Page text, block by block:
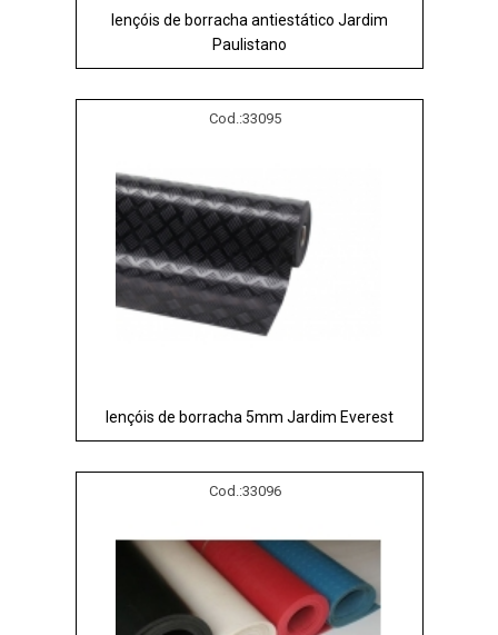
lençóis de borracha antiestático Jardim
Paulistano
Cod.:33095
lençóis de borracha 5mm Jardim Everest
Cod.:33096